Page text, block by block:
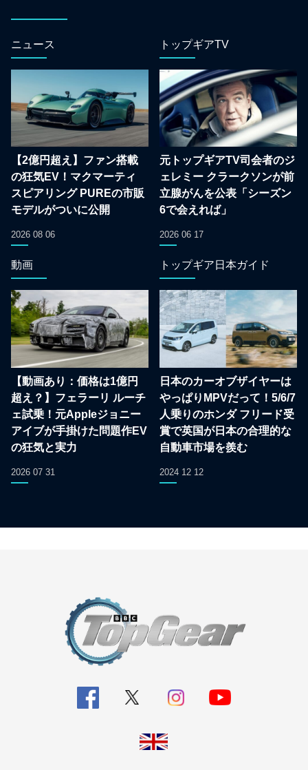
ニュース
【2億円超え】ファン搭載
の狂気EV！マクマーティ
スピアリング PUREの市販
モデルがついに公開
2026 08 06
トップギアTV
元トップギアTV司会者のジ
ェレミー クラークソンが前
立腺がんを公表「シーズン
6で会えれば」
2026 06 17
動画
【動画あり：価格は1億円
超え？】フェラーリ ルーチ
ェ試乗！元Appleジョニー
アイブが手掛けた問題作EV
の狂気と実力
2026 07 31
トップギア日本ガイド
日本のカーオブザイヤーは
やっぱりMPVだって！5/6/7
人乗りのホンダ フリード受
賞で英国が日本の合理的な
自動車市場を羨む
2024 12 12